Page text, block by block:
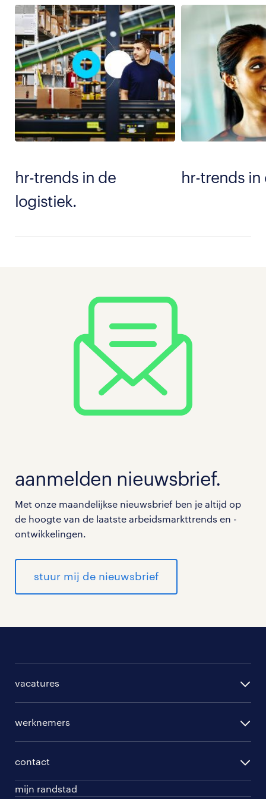
hr-trends in de
logistiek.
hr-trends in
aanmelden nieuwsbrief.
Met onze maandelijkse nieuwsbrief ben je altijd op
de hoogte van de laatste arbeidsmarkttrends en -
ontwikkelingen.
stuur mij de nieuwsbrief
vacatures
per vakgebied
per topwerkgever
werknemers
contact
werknemers
mijn randstad